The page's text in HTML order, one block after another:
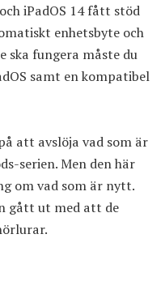
iPadOS 14 fått stöd
enhetsbyte och
ska fungera måste du
samt en kompatibel
att avslöja vad som är
serien. Men den här
om vad som är nytt.
gått ut med att de